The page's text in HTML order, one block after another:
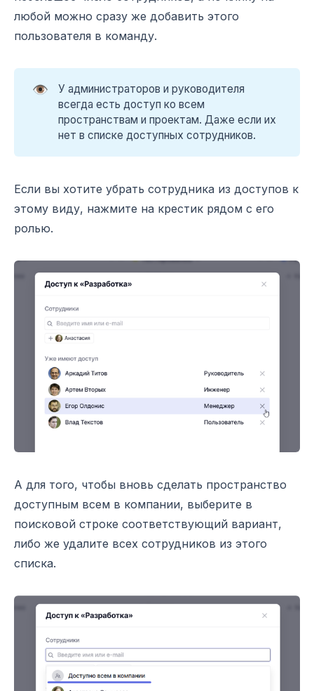
любой можно сразу же добавить этого
пользователя в команду.
👁️
У администраторов и руководителя
всегда есть доступ ко всем
пространствам и проектам. Даже если их
нет в списке доступных сотрудников.
Если вы хотите убрать сотрудника из доступов к
этому виду, нажмите на крестик рядом с его
ролью.
А для того, чтобы вновь сделать пространство
доступным всем в компании, выберите в
поисковой строке соответствующий вариант,
либо же удалите всех сотрудников из этого
списка.